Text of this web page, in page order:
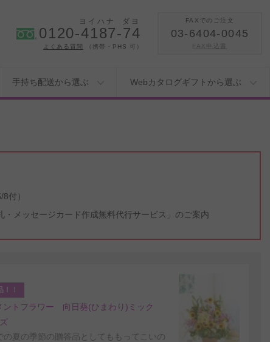
ヨイハナ ダヨ
0120-4187-74
よくある質問 （携帯・PHS 可）
FAXでのご注文
03-6404-0045
FAX申込書
手持ち配送から選ぶ Webカタログギフトから選ぶ
付）
メッセージカード作成無料代行サービス」のご案内
！
ントフラワー 向日葵(ひまわり)ミック
の夏の季節の贈答品としてももってこいの